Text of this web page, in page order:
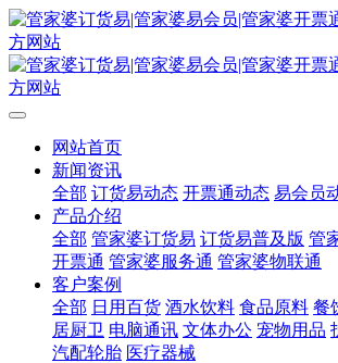
网站首页
新闻资讯
全部 订货易动态 开票通动态 易会员
产品介绍
全部 管家婆订货易 订货易普及版 管
开票通 管家婆服务通 管家婆物联通
客户案例
全部 日用百货 酒水饮料 食品原料 餐
居厨卫 电脑通讯 文体办公 宠物用品
汽配轮胎 医疗器械